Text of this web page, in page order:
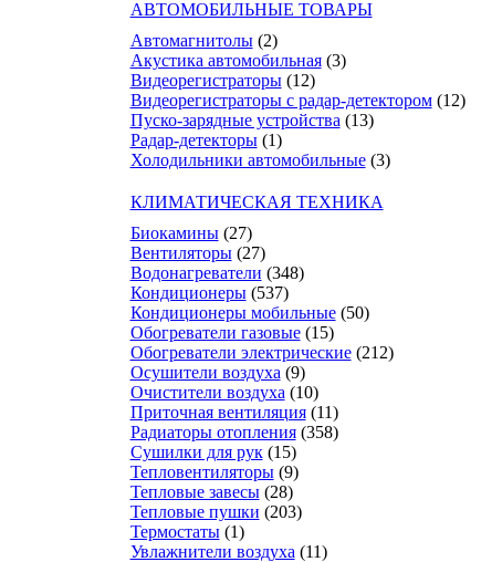
АВТОМОБИЛЬНЫЕ ТОВАРЫ
Автомагнитолы (2)
Акустика автомобильная (3)
Видеорегистраторы (12)
Видеорегистраторы с радар-детектором (12)
Пуско-зарядные устройства (13)
Радар-детекторы (1)
Холодильники автомобильные (3)
КЛИМАТИЧЕСКАЯ ТЕХНИКА
Биокамины (27)
Вентиляторы (27)
Водонагреватели (348)
Кондиционеры (537)
Кондиционеры мобильные (50)
Обогреватели газовые (15)
Обогреватели электрические (212)
Осушители воздуха (9)
Очистители воздуха (10)
Приточная вентиляция (11)
Радиаторы отопления (358)
Сушилки для рук (15)
Тепловентиляторы (9)
Тепловые завесы (28)
Тепловые пушки (203)
Термостаты (1)
Увлажнители воздуха (11)